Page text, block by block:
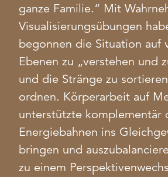
ganze Familie.“ Mit
Visualisierungsübungen
begonnen die Situation auf
Ebenen zu „verstehen und
und die Stränge zu
ordnen. Körperarbeit auf
unterstützte komplementär
Energiebahnen ins
bringen und
zu einem